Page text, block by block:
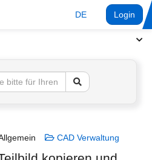
DE Login
CAD Verwaltung